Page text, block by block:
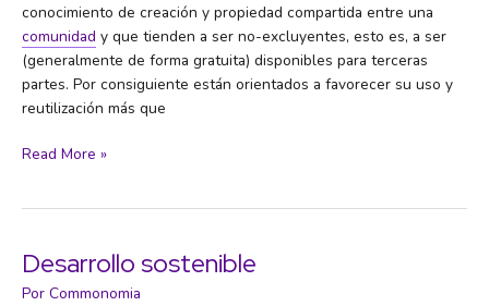
conocimiento de creación y propiedad compartida entre una
comunidad y que tienden a ser no-excluyentes, esto es, a ser
(generalmente de forma gratuita) disponibles para terceras
partes. Por consiguiente están orientados a favorecer su uso y
reutilización más que
Comunes
Read More »
Desarrollo sostenible
Por Commonomia